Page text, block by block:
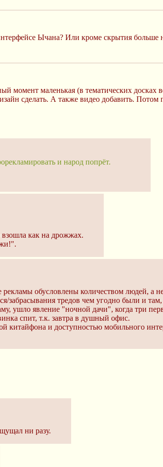
Ычана? Или кроме скрытия
момент маленькая (в тематических досках
сделать. А также видео добавить. Потом
и народ попрёт.
взошла как на дрожжах.
обусловлены количеством людей, а
забрасывания тредов чем угодно были и
ушло явление "ночной дачи", когда три
спит, т.к. завтра в душный офис.
китайфона и доступностью мобильного
ни разу.